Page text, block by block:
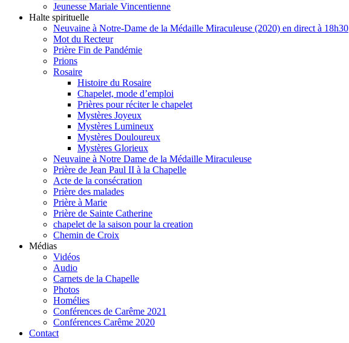
Jeunesse Mariale Vincentienne
Halte spirituelle
Neuvaine à Notre-Dame de la Médaille Miraculeuse (2020) en direct à 18h30
Mot du Recteur
Prière Fin de Pandémie
Prions
Rosaire
Histoire du Rosaire
Chapelet, mode d’emploi
Prières pour réciter le chapelet
Mystères Joyeux
Mystères Lumineux
Mystères Douloureux
Mystères Glorieux
Neuvaine à Notre Dame de la Médaille Miraculeuse
Prière de Jean Paul II à la Chapelle
Acte de la consécration
Prière des malades
Prière à Marie
Prière de Sainte Catherine
chapelet de la saison pour la creation
Chemin de Croix
Médias
Vidéos
Audio
Carnets de la Chapelle
Photos
Homélies
Conférences de Carême 2021
Conférences Carême 2020
Contact